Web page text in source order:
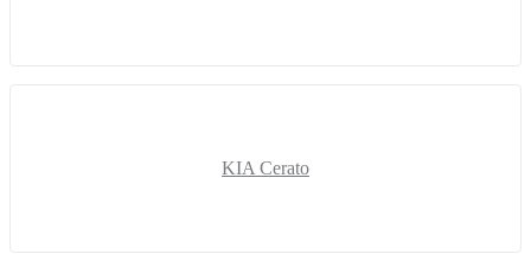
KIA Cerato